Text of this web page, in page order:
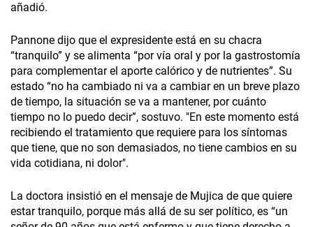
añadió.
Pannone dijo que el expresidente está en su chacra
“tranquilo” y se alimenta “por vía oral y por la gastrostomía
para complementar el aporte calórico y de nutrientes”. Su
estado “no ha cambiado ni va a cambiar en un breve plazo
de tiempo, la situación se va a mantener, por cuánto
tiempo no lo puedo decir”, sostuvo. "En este momento está
recibiendo el tratamiento que requiere para los síntomas
que tiene, que no son demasiados, no tiene cambios en su
vida cotidiana, ni dolor".
La doctora insistió en el mensaje de Mujica de que quiere
estar tranquilo, porque más allá de su ser político, es “un